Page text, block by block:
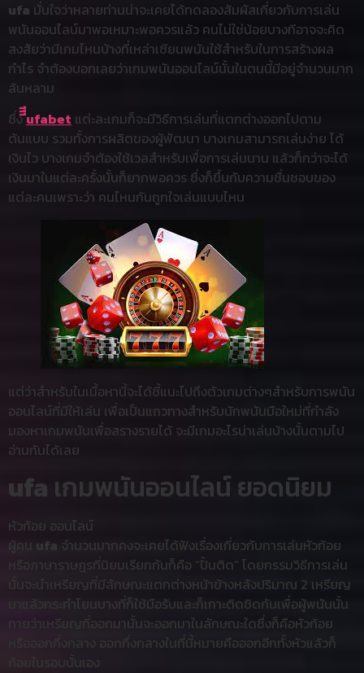
ufa มั่นใจว่าหลายท่านน่าจะเคยได้ทดลองสัมผัสเกี่ยวกับการเล่น
พนันออนไลน์มาพอเหมาะพอควรแล้ว คนไม่ใช่น้อยบางทีอาจจะคิด
สงสัยว่ามีเกมไหนบ้างที่เหล่าเซียนพนันใช้สำหรับในการสร้างผล
กำไร จำต้องบอกเลยว่าเกมพนันออนไลน์นั้นในตนนี้มีอยู่จำนวนมาก
ล้นหลาม
ซึ่งีีีufabet แต่ะละเกมก็จะมีวิธีการเล่นที่แตกต่างออกไปตาม
ต้นแบบ รวมทั้งการผลิตของผู้พัฒนา บางเกมสามารถเล่นง่าย ได้
เงินไว บางเกมจำต้องใช้เวลสำหรับเพื่อการเล่นนาน แล้วก็กว่าจะได้
เงินมาในแต่ละครั้งนั้นก็ยากพอควร ซึ่งก็ขึ้นกับความชื่นชอบของ
แต่ละคนเพราะว่า คนไหนกันถูกใจเล่นแบบไหน
แต่ว่าสำหรับในเนื้อหานี้จะได้ชี้แนะไปถึงตัวเกมต่างๆสำหรับการพนัน
ออนไลน์ที่มีให้เล่น เพื่อเป็นแถวทางสำหรับนักพนันมือใหม่ที่กำลัง
มองหาเกมพนันเพื่อสรางรายได้ จะมีเกมอะไรน่าเล่นบ้างนั้นตามไป
อ่านกันได้เลย
ufa เกมพนันออนไลน์ ยอดนิยม
หัวก้อย ออนไลน์
ผู้คน ufa จำนวนมากคงจะเคยได้ฟังเรื่องเกี่ยวกับการเล่นหัวก้อย
หรือภาษาราษฎรที่นิยมเรียกกันก็คือ “ปั้นติด” โดยกรรมวิธีการเล่น
นั้นจะนำเหรียญที่มีลักษณะแตกต่างหน้าข้างหลังปริมาณ 2 เหรียญ
มาแล้วกระทำโยนบางที่ก็ใช้มือรับและก็เกาะติดชิดกันเพื่อผู้พนันนั้น
ทายว่าเหรียญที่ออกมานั้นจะออกมาในลักษณะใดซึ่งก็คือหัวก้อย
หรือออกกึ่งกลาง ออกกึ่งกลางในที่นี้หมายคือออกอีกทั้งหัวแล้วก็
ก้อยในรอบนั้นเอง